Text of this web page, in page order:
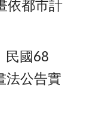
法公告實